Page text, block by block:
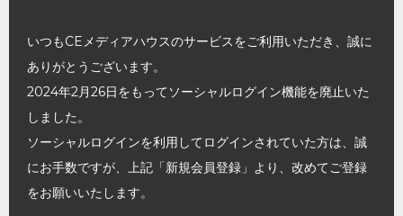
いつもCEメディアハウスのサービスをご利用いただき、誠に
ありがとうございます。
2024年2月26日をもってソーシャルログイン機能を廃止いた
しました。
ソーシャルログインを利用してログインされていた方は、誠
にお手数ですが、上記「新規会員登録」より、改めてご登録
をお願いいたします。